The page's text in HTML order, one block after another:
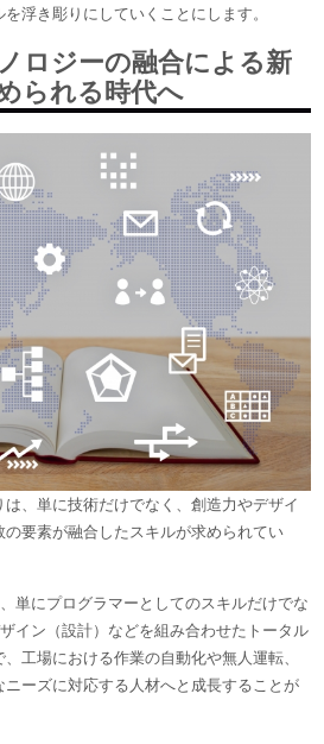
浮き彫りにしていくことにします。
ロジーの融合による新
られる時代へ
、単に技術だけでなく、創造力やデザイ
要素が融合したスキルが求められてい
単にプログラマーとしてのスキルだけでな
イン（設計）などを組み合わせたトータル
工場における作業の自動化や無人運転、
ーズに対応する人材へと成長することが